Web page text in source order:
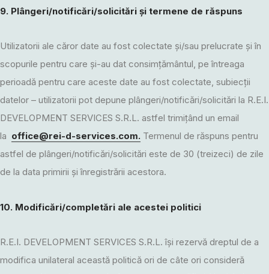
9. Plângeri/notificări/solicitări și termene de răspuns
Utilizatorii ale căror date au fost colectate și/sau prelucrate și în
scopurile pentru care și-au dat consimțământul, pe întreaga
perioadă pentru care aceste date au fost colectate, subiecții
datelor – utilizatorii pot depune plângeri/notificări/solicitări la R.E.I.
DEVELOPMENT SERVICES S.R.L. astfel trimițând un email
la office@rei-d-services.com. Termenul de răspuns pentru
astfel de plângeri/notificări/solicitări este de 30 (treizeci) de zile
de la data primirii și înregistrării acestora.
10. Modificări/completări ale acestei politici
R.E.I. DEVELOPMENT SERVICES S.R.L. își rezervă dreptul de a
modifica unilateral această politică ori de câte ori consideră